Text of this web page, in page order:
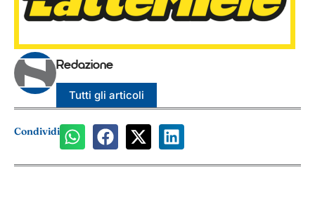
Redazione
Tutti gli articoli
Condividi